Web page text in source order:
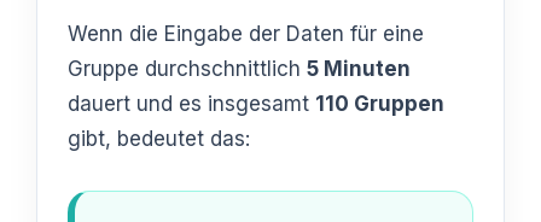
Wenn die Eingabe der Daten für eine
Gruppe durchschnittlich 5 Minuten
dauert und es insgesamt 110 Gruppen
gibt, bedeutet das: